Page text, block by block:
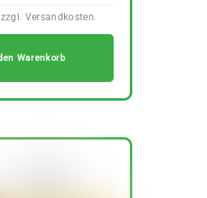
Warenkorb